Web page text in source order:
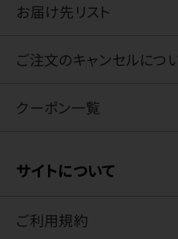
お届け先リスト
ご注文のキャンセルにつ
クーポン一覧
サイトについて
ご利用規約